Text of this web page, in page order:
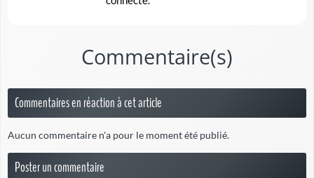
Commentaire(s)
Commentaires en réaction à cet article
Aucun commentaire n'a pour le moment été publié.
Poster un commentaire